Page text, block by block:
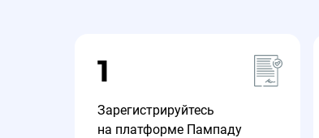
1
Зарегистрируйтесь
на платформе Пампаду